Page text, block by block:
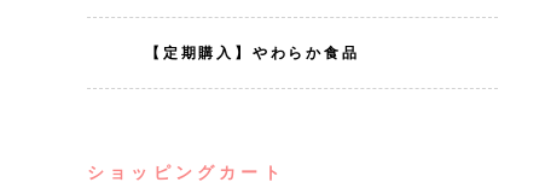
【定期購入】やわらか食品
ショッピングカート